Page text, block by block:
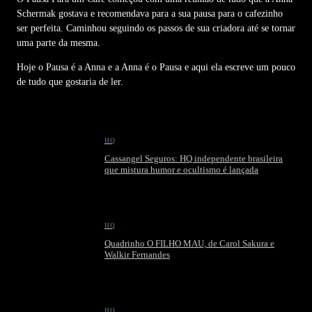
Schermak gostava e recomendava para a sua pausa para o cafezinho
ser perfeita. Caminhou seguindo os passos de sua criadora até se tornar
uma parte da mesma.
Hoje o Pausa é a Anna e a Anna é o Pausa e aqui ela escreve um pouco
de tudo que gostaria de ler.
HQ
Cassangel Seguros: HQ independente brasileira
que mistura humor e ocultismo é lançada
HQ
Quadrinho O FILHO MAU, de Carol Sakura e
Walkir Fernandes
HQ